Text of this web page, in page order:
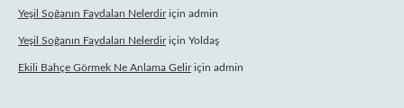
Yeşil Soğanın Faydaları Nelerdiriçin admin
Yeşil Soğanın Faydaları Nelerdiriçin Yoldaş
Ekili Bahçe Görmek Ne Anlama Geliriçin admin